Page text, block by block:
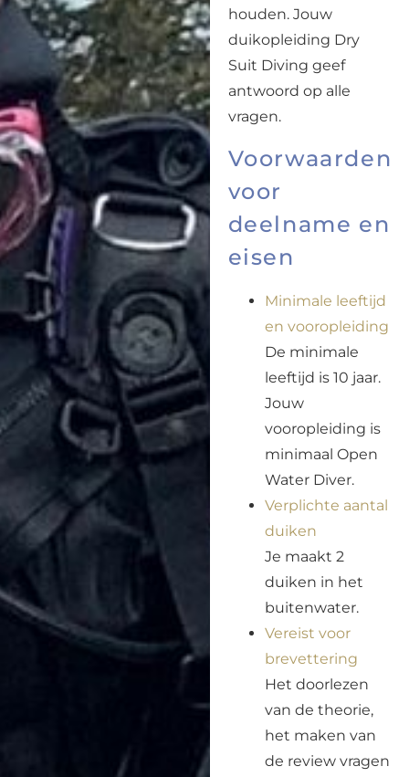
houden. Jouw
duikopleiding Dry
Suit Diving geef
antwoord op alle
vragen.
Voorwaarden
voor
deelname en
eisen
Minimale leeftijd
en vooropleiding
De minimale
leeftijd is 10 jaar.
Jouw
vooropleiding is
minimaal Open
Water Diver.
Verplichte aantal
duiken
Je maakt 2
duiken in het
buitenwater.
Vereist voor
brevettering
Het doorlezen
van de theorie,
het maken van
de review vragen